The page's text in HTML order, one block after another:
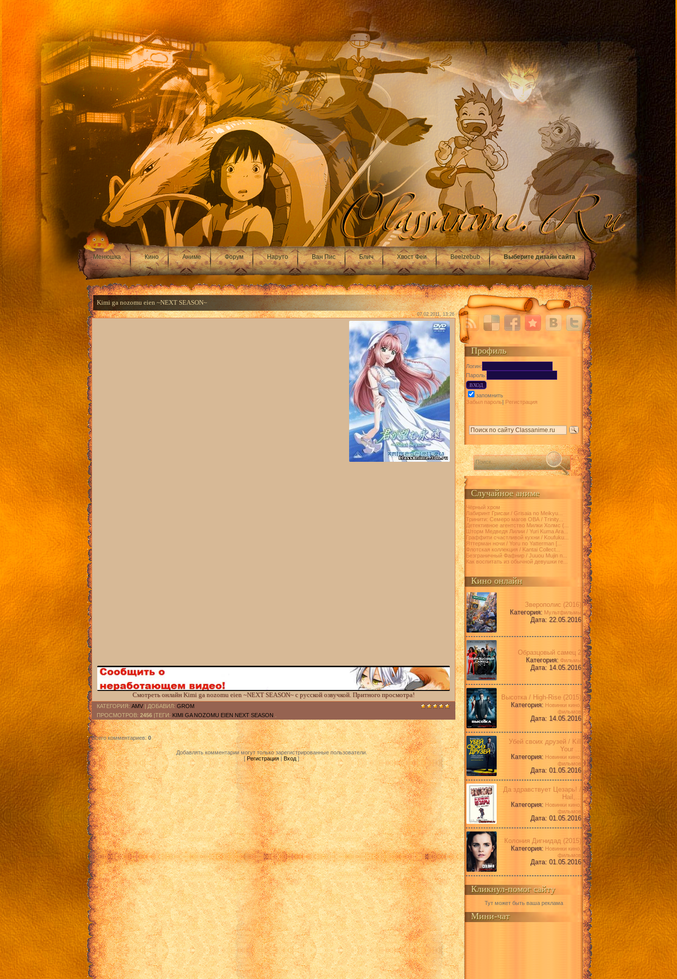
Менюшка Кино Аниме Форум Наруто Ван Пис Блич Хвост Феи Beelzebub Выберите дизайн сайта
Kimi ga nozomu eien ~NEXT SEASON~
07.02.2011, 13:26
Смотреть онлайн Kimi ga nozomu eien ~NEXT SEASON~ с русской озвучкой. Притного просмотра!
КАТЕГОРИЯ: AMV | ДОБАВИЛ: GROM
ПРОСМОТРОВ: 2456 |ТЕГИ: KIMI GA NOZOMU EIEN NEXT SEASON
Всего комментариев:0
Добавлять комментарии могут только зарегистрированные пользователи.
[Регистрация|Вход]
Профиль
Логин:
Пароль:
запомнить
Забыл пароль| Регистрация
Случайное аниме
Чёрный хром
Лабиринт Грисаи / Grisaia no Meikyu...
Тринити: Семеро магов ОВА / Trinity...
Детективное агентство Милки Холмс (...
Шторм Медведя Лилии / Yuri Kuma Ara...
Граффити счастливой кухни / Koufuku...
Яттерман ночи / Yoru no Yatterman [...
Флотская коллекция / Kantai Collect...
Безграничный Фафнир / Juuou Mujin n...
Как воспитать из обычной девушки ге...
Кино онлайн
Зверополис (2016)
Категория: Мультфильмы
Дата: 22.05.2016
Образцовый самец 2
Категория: Фильмы
Дата: 14.05.2016
Высотка / High-Rise (2015)
Категория: Новинки кино,
фильмов
Дата: 14.05.2016
Убей своих друзей / Kill
Your ...
Категория: Новинки кино,
фильмов
Дата: 01.05.2016
Да здравствует Цезарь! /
Hail,...
Категория: Новинки кино,
фильмов
Дата: 01.05.2016
Колония Дигнидад (2015)
Категория: Новинки кино,
фильмов
Дата: 01.05.2016
Кликнул-помог сайту
Тут может быть ваша реклама
Мини-чат